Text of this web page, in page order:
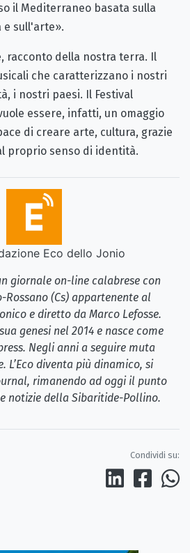
il Mediterraneo basata sulla
e sull'arte».
racconto della nostra terra. Il
che caratterizzano i nostri
i nostri paesi. Il Festival
essere, infatti, un omaggio
di creare arte, cultura, grazie
proprio senso di identità.
Eco dello Jonio
giornale on-line calabrese con
Rossano (Cs) appartenente al
e diretto da Marco Lefosse.
genesi nel 2014 e nasce come
Negli anni a seguire muta
L’Eco diventa più dinamico, si
rimanendo ad oggi il punto
notizie della Sibaritide-Pollino.
Condividi su: